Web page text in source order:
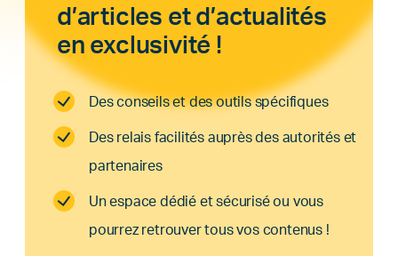
d’articles et d’actualités
en exclusivité !
Des conseils et des outils spécifiques
Des relais facilités auprès des autorités et
partenaires
Un espace dédié et sécurisé ou vous
pourrez retrouver tous vos contenus !